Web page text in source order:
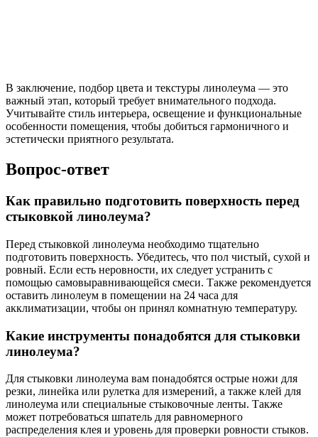
В заключение, подбор цвета и текстуры линолеума — это
важный этап, который требует внимательного подхода.
Учитывайте стиль интерьера, освещение и функциональные
особенности помещения, чтобы добиться гармоничного и
эстетически приятного результата.
Вопрос-ответ
Как правильно подготовить поверхность перед
стыковкой линолеума?
Перед стыковкой линолеума необходимо тщательно
подготовить поверхность. Убедитесь, что пол чистый, сухой и
ровный. Если есть неровности, их следует устранить с
помощью самовыравнивающейся смеси. Также рекомендуется
оставить линолеум в помещении на 24 часа для
акклиматизации, чтобы он принял комнатную температуру.
Какие инструменты понадобятся для стыковки
линолеума?
Для стыковки линолеума вам понадобятся острые ножи для
резки, линейка или рулетка для измерений, а также клей для
линолеума или специальные стыковочные ленты. Также
может потребоваться шпатель для равномерного
распределения клея и уровень для проверки ровности стыков.